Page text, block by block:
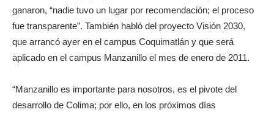
ganaron, “nadie tuvo un lugar por recomendación; el proceso
fue transparente”. También habló del proyecto Visión 2030,
que arrancó ayer en el campus Coquimatlán y que será
aplicado en el campus Manzanillo el mes de enero de 2011.
“Manzanillo es importante para nosotros, es el pivote del
desarrollo de Colima; por ello, en los próximos días